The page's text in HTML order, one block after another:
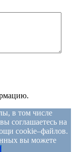
в том числе
соглашаетесь на
cookie–файлов.
вы можете